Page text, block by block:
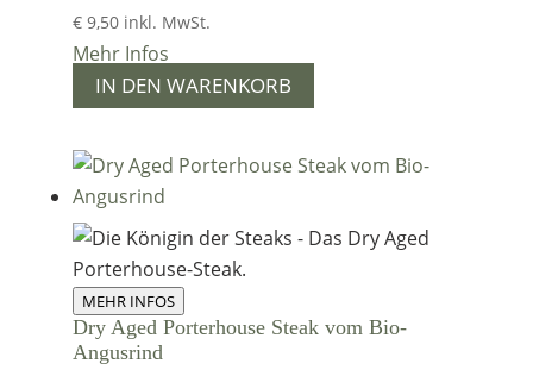
€9,50 inkl. MwSt.
Mehr Infos
IN DEN WARENKORB
MEHR INFOS
Dry Aged Porterhouse Steak vom Bio-
Angusrind